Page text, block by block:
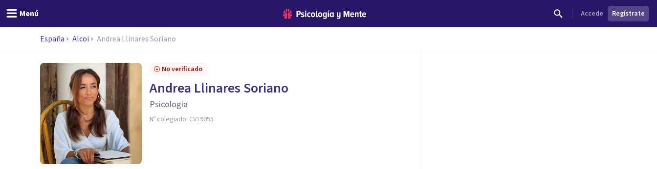
Menú Accede Regístrate
España Alcoi Andrea Llinares Soriano
No verificado
Andrea Llinares Soriano
Psicologia
Nº colegiado: CV19055